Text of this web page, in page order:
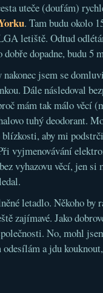
uteče (doufám)
. Tam budu okolo
letiště. Odtud
dopadne, budu 5
nakonec jsem se
Dále následoval
mám tak málo věcí
tuhý deodorant.
aby mi
vyjmenovávání
vyhazovu věcí, jen si
letadlo. Někoho by
zajímavé. Jako
No, mohl
a jdu